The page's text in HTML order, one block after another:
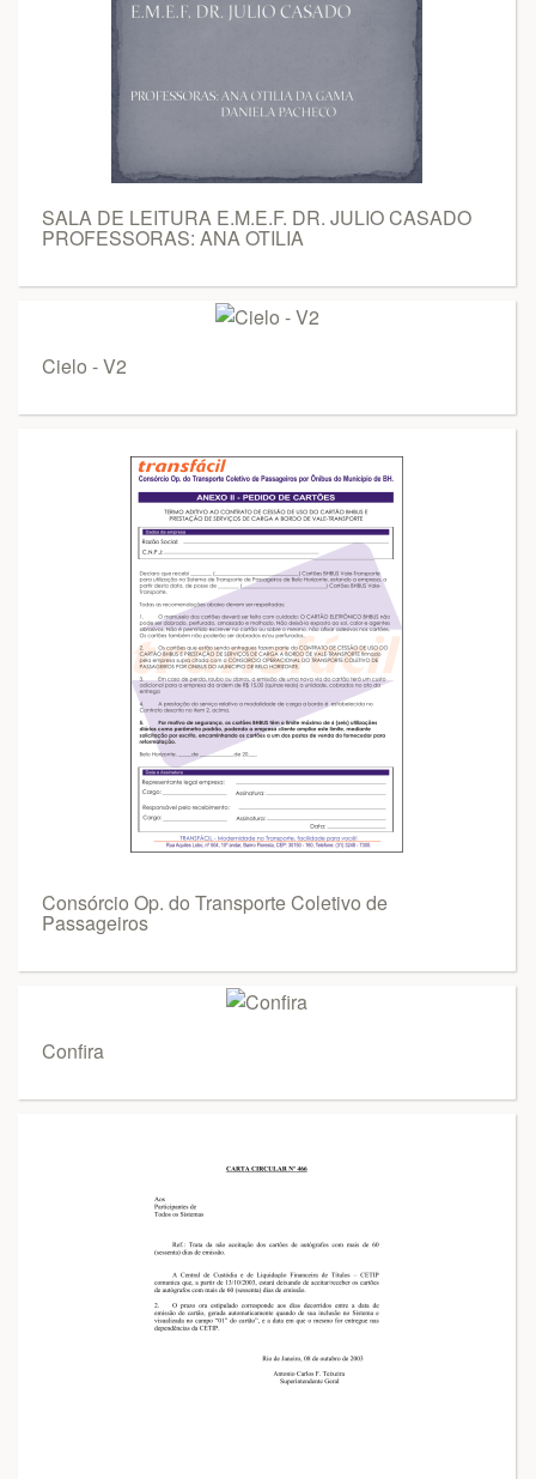
SALA DE LEITURA E.M.E.F. DR. JULIO CASADO
PROFESSORAS: ANA OTILIA
Cielo - V2
Consórcio Op. do Transporte Coletivo de
Passageiros
Confira